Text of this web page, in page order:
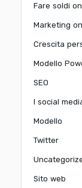
Fare soldi
Marketing
Crescita
Modello
SEO
I social
Modello
Twitter
Sito web